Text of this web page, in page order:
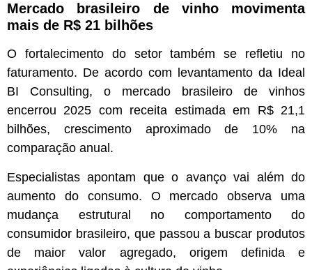
Mercado brasileiro de vinho movimenta
mais de R$ 21 bilhões
O fortalecimento do setor também se refletiu no
faturamento. De acordo com levantamento da Ideal
BI Consulting, o mercado brasileiro de vinhos
encerrou 2025 com receita estimada em R$ 21,1
bilhões, crescimento aproximado de 10% na
comparação anual.
Especialistas apontam que o avanço vai além do
aumento do consumo. O mercado observa uma
mudança estrutural no comportamento do
consumidor brasileiro, que passou a buscar produtos
de maior valor agregado, origem definida e